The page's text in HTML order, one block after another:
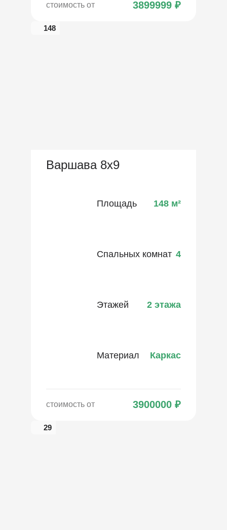
стоимость от 3899999 ₽
148
Варшава 8х9
Площадь 148 м²
Спальных комнат 4
Этажей 2 этажа
Материал Каркас
стоимость от 3900000 ₽
29